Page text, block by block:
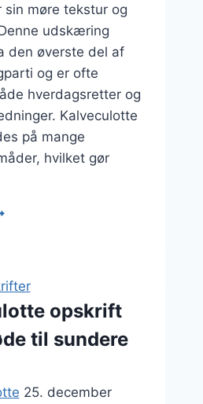
sin møre tekstur og
udskæring
den øverste del af
og er ofte
hverdagsretter og
Kalveculotte
på mange
hvilket gør
opskrift
til sundere
25. december